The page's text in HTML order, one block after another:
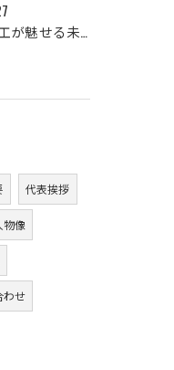
千葉の解体工が魅せる未経験高収入
代表挨拶
物像
わせ